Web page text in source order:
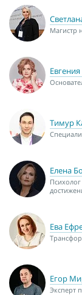
Магистр
Тимур
Елена
Ева
Егор
Эксперт